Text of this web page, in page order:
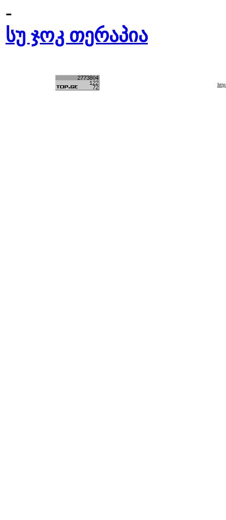
-
სუ ჯოკ თერაპია